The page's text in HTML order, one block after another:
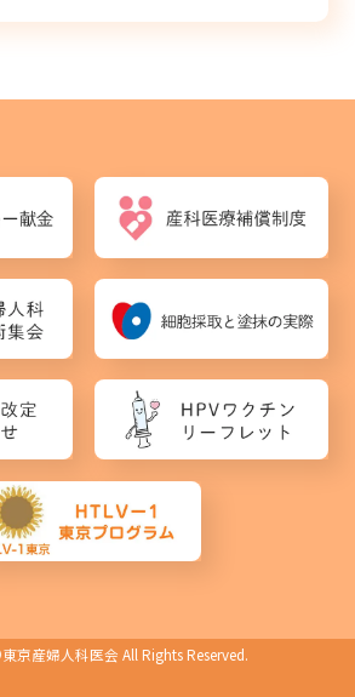
東京産婦人科医会 All Rights Reserved.